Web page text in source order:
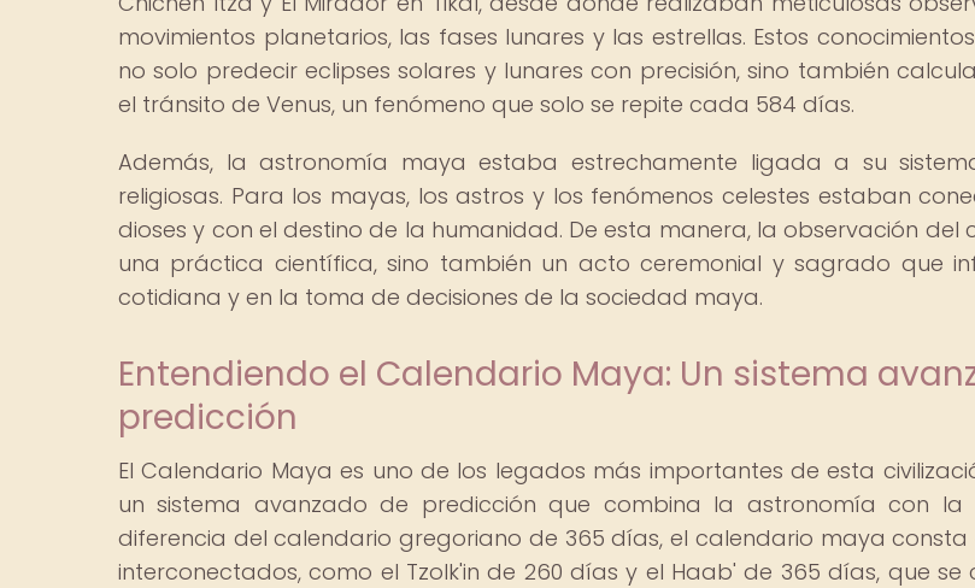
movimientos planetarios, las fases lunares y las estrellas. Estos
no solo predecir eclipses solares y lunares con precisión, sino también
el tránsito de Venus, un fenómeno que solo se repite cada 584 días.
Además, la astronomía maya estaba estrechamente ligada a su
religiosas. Para los mayas, los astros y los fenómenos celestes estaban
dioses y con el destino de la humanidad. De esta manera, la observación del
una práctica científica, sino también un acto ceremonial y sagrado que
cotidiana y en la toma de decisiones de la sociedad maya.
Entendiendo el Calendario Maya: Un sistema
predicción
El Calendario Maya es uno de los legados más importantes de esta
un sistema avanzado de predicción que combina la astronomía con la
diferencia del calendario gregoriano de 365 días, el calendario maya consta
interconectados, como el Tzolk'in de 260 días y el Haab' de 365 días, que